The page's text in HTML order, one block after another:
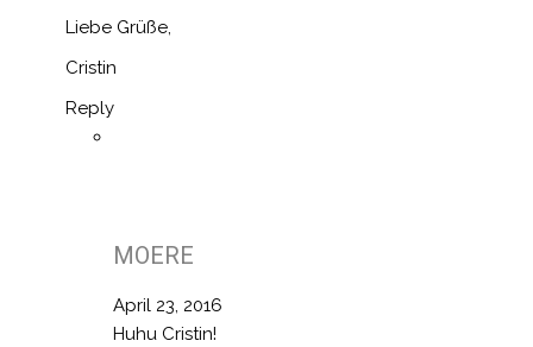
Liebe Grüße,
Cristin
Reply
MOERE
April 23, 2016
Huhu Cristin!